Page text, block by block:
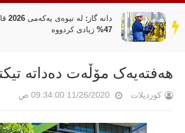
سەر
دێڕ
47% زیادی کردووە
هەفتەیەک مۆڵەت دەداتە
کوردپلات 11/26/2020 09:34:00 ص